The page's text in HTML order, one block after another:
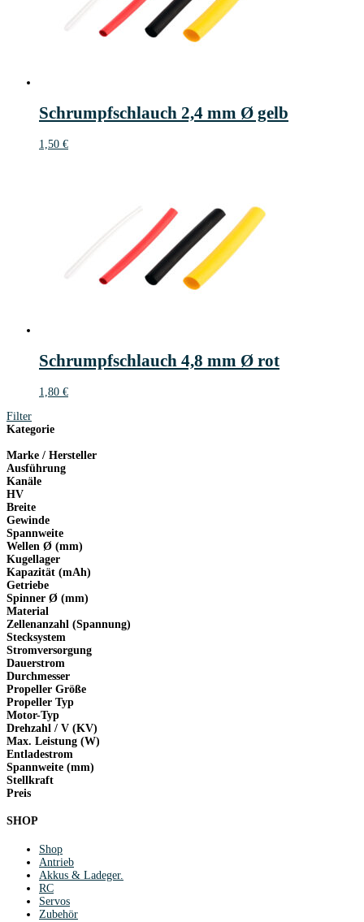
Schrumpfschlauch 2,4 mm Ø gelb
1,50 €
Schrumpfschlauch 4,8 mm Ø rot
1,80 €
Filter
Kategorie
Marke / Hersteller
Ausführung
Kanäle
HV
Breite
Gewinde
Spannweite
Wellen Ø (mm)
Kugellager
Kapazität (mAh)
Getriebe
Spinner Ø (mm)
Material
Zellenanzahl (Spannung)
Stecksystem
Stromversorgung
Dauerstrom
Durchmesser
Propeller Größe
Propeller Typ
Motor-Typ
Drehzahl / V (KV)
Max. Leistung (W)
Entladestrom
Spannweite (mm)
Stellkraft
Preis
SHOP
Shop
Antrieb
Akkus & Ladeger.
RC
Servos
Zubehör